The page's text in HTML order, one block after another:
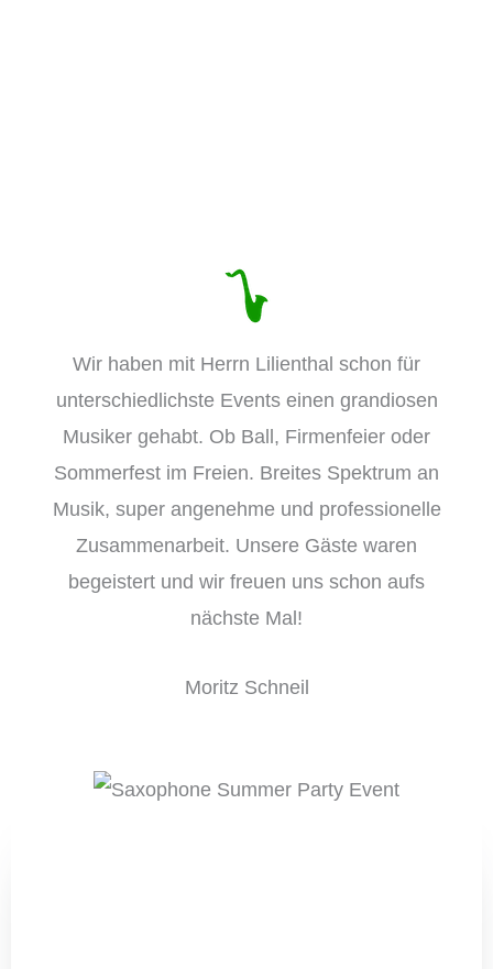
Wir haben mit Herrn Lilienthal schon für
unterschiedlichste Events einen grandiosen
Musiker gehabt. Ob Ball, Firmenfeier oder
Sommerfest im Freien. Breites Spektrum an
Musik, super angenehme und professionelle
Zusammenarbeit. Unsere Gäste waren
begeistert und wir freuen uns schon aufs
nächste Mal!
Moritz Schneil